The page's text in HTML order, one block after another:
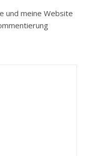
und meine Website